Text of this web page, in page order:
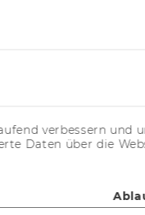
verbessern und
Daten über die